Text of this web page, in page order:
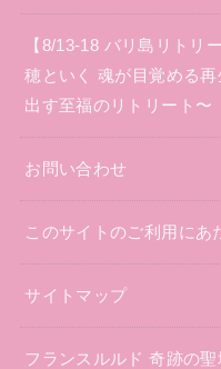
【8/13-18 バリ島リトリ
穂といく 魂が目覚める
出す至福のリトリート〜
お問い合わせ
このサイトのご利用にあ
サイトマップ
フランスルルド 奇跡の